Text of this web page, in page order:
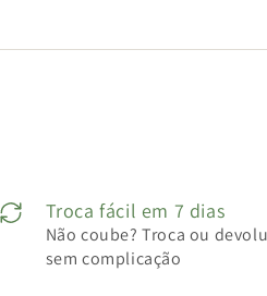
Troca fácil em 7 dias
Não coube? Troca ou
sem complicação